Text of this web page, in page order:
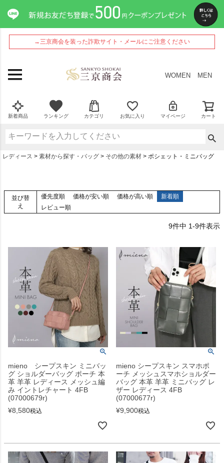
→三京商会を装った詐欺サイト・メールにご注意ください
WOMEN MEN
新着商品 ランキング カテゴリ お気に入り マイページ カート
レディース 素材から探す・バッグ その他の素材 ポシェット・ミニバッグ
並び替
え
優先度順 価格が安い順 価格が高い順
新着順
レビュー順
9件中 1-9件表示
mieno シープスキン ミニバッ
グ ショルダーバッグ ポーチ 本
革 羊革 レディース メッシュ編
み イントレチャート 4FB
(07000679r)
¥8,580税込
mieno シープスキン スマホポ
ーチ メッシュスマホショルダー
バッグ 本革 羊革 ミニバッグ レ
ザー レディース 4FB
(07000677r)
¥9,900税込